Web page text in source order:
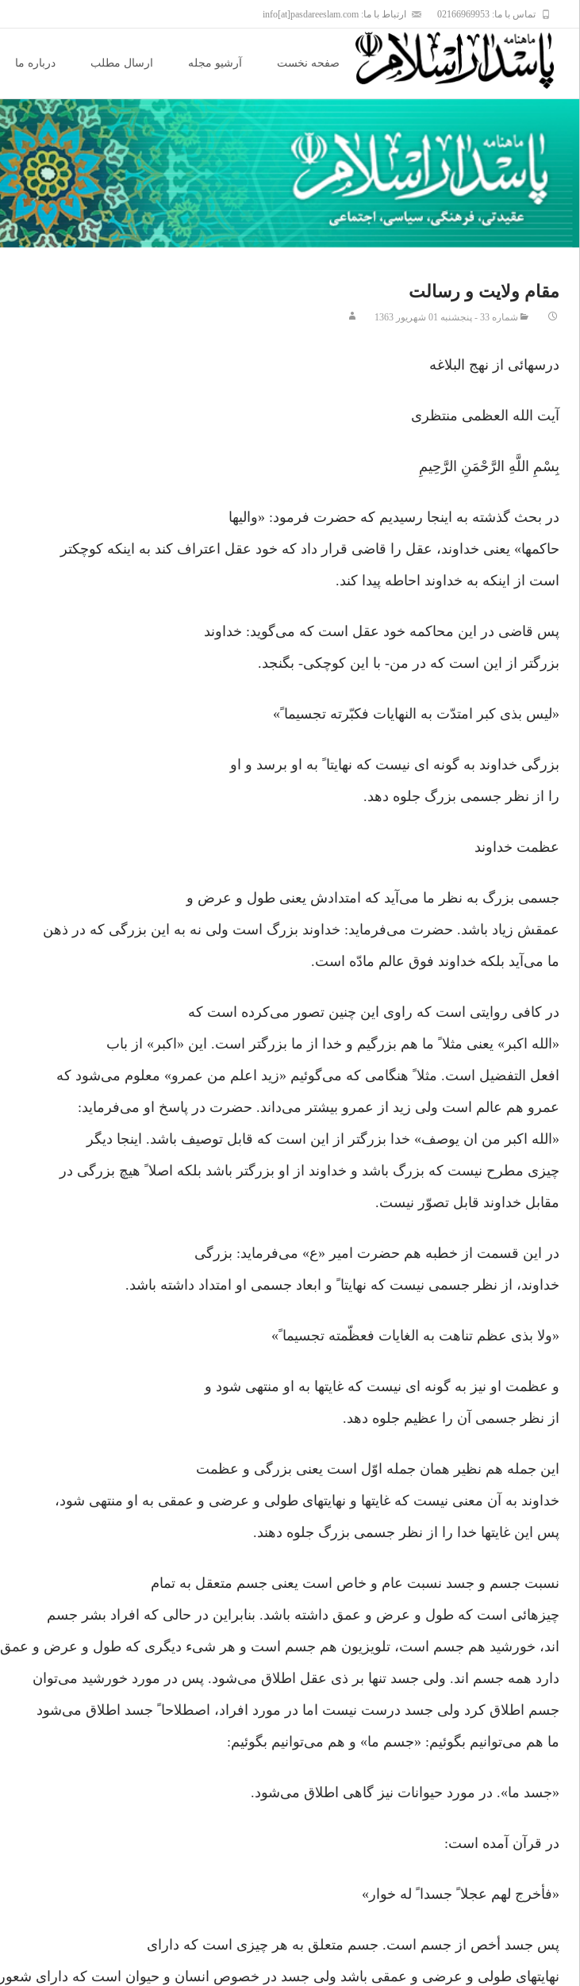
تماس با ما: 02166969953 ارتباط با ما: info[at]pasdareeslam.com
content
صفحه نخست آرشیو مجله ارسال مطلب درباره ما
مقام ولایت و رسالت
شماره 33 - پنجشنبه 01 شهريور 1363
درسهائی از نهج البلاغه
آیت الله العظمی منتظری
بِسْمِ اللَّهِ الرَّحْمَنِ الرَّحِيمِ
در بحث گذشته به اینجا رسیدیم که حضرت فرمود: «والیها
حاکمها» یعنی خداوند، عقل را قاضی قرار داد که خود عقل اعتراف کند به اینکه کوچکتر
است از اینکه به خداوند احاطه پیدا کند.
پس قاضی در این محاکمه خود عقل است که می‌گوید: خداوند
بزرگتر از این است که در من- با این کوچکی- بگنجد.
«لیس بذی کبر امتدّت به النهایات فکبّرته تجسیما ً»
بزرگی خداوند به گونه ای نیست که نهایتا ً به او برسد و او
را از نظر جسمی بزرگ جلوه دهد.
عظمت خداوند
جسمی بزرگ به نظر ما می‌آید که امتدادش یعنی طول و عرض و
عمقش زیاد باشد. حضرت می‌فرماید: خداوند بزرگ است ولی نه به این بزرگی که در ذهن
ما می‌آید بلکه خداوند فوق عالم مادّه است.
در کافی روایتی است که راوی این چنین تصور می‌کرده است که
«الله اکبر» یعنی مثلا ً ما هم بزرگیم و خدا از ما بزرگتر است. این «اکبر» از باب
افعل التفضیل است. مثلا ً هنگامی که می‌گوئیم «زید اعلم من عمرو» معلوم می‌شود که
عمرو هم عالم است ولی زید از عمرو بیشتر می‌داند. حضرت در پاسخ او می‌فرماید:
«الله اکبر من ان یوصف» خدا بزرگتر از این است که قابل توصیف باشد. اینجا دیگر
چیزی مطرح نیست که بزرگ باشد و خداوند از او بزرگتر باشد بلکه اصلا ً هیچ بزرگی در
مقابل خداوند قابل تصوّر نیست.
در این قسمت از خطبه هم حضرت امیر «ع» می‌فرماید: بزرگی
خداوند، از نظر جسمی نیست که نهایتا ً و ابعاد جسمی او امتداد داشته باشد.
«ولا بذی عظم تناهت به الغایات فعظّمته تجسیما ً»
و عظمت او نیز به گونه ای نیست که غایتها به او منتهی شود و
از نظر جسمی آن را عظیم جلوه دهد.
این جمله هم نظیر همان جمله اوّل است یعنی بزرگی و عظمت
خداوند به آن معنی نیست که غایتها و نهایتهای طولی و عرضی و عمقی به او منتهی شود،
پس این غایتها خدا را از نظر جسمی بزرگ جلوه دهند.
نسبت جسم و جسد نسبت عام و خاص است یعنی جسم متعقل به تمام
چیزهائی است که طول و عرض و عمق داشته باشد. بنابراین در حالی که افراد بشر جسم
اند، خورشید هم جسم است، تلویزیون هم جسم است و هر شیء دیگری که طول و عرض و عمق
دارد همه جسم اند. ولی جسد تنها بر ذی عقل اطلاق می‌شود. پس در مورد خورشید می‌توان
جسم اطلاق کرد ولی جسد درست نیست اما در مورد افراد، اصطلاحا ً جسد اطلاق می‌شود
ما هم می‌توانیم بگوئیم: «جسم ما» و هم می‌توانیم بگوئیم:
«جسد ما». در مورد حیوانات نیز گاهی اطلاق می‌شود.
در قرآن آمده است:
«فأخرج لهم عجلا ً جسدا ً له خوار»
پس جسد أخص از جسم است. جسم متعلق به هر چیزی است که دارای
نهایتهای طولی و عرضی و عمقی باشد ولی جسد در خصوص انسان و حیوان است که دارای شعور